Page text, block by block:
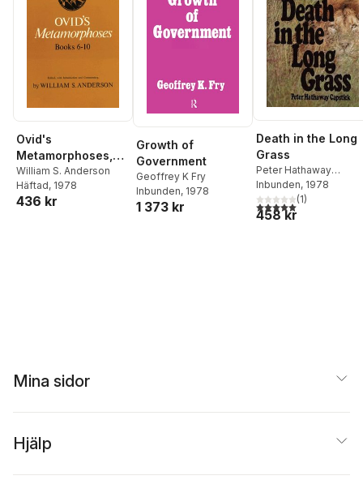
Ovid's
Metamorphoses,
Books 6-10
William S. Anderson
Häftad, 1978
436 kr
Growth of
Government
Geoffrey K Fry
Inbunden, 1978
1 373 kr
Death in the Long
Grass
Peter Hathaway
Capstick
Inbunden, 1978
5,0utav 5 stjärnor.
(1)
458 kr
Mina sidor
Hjälp